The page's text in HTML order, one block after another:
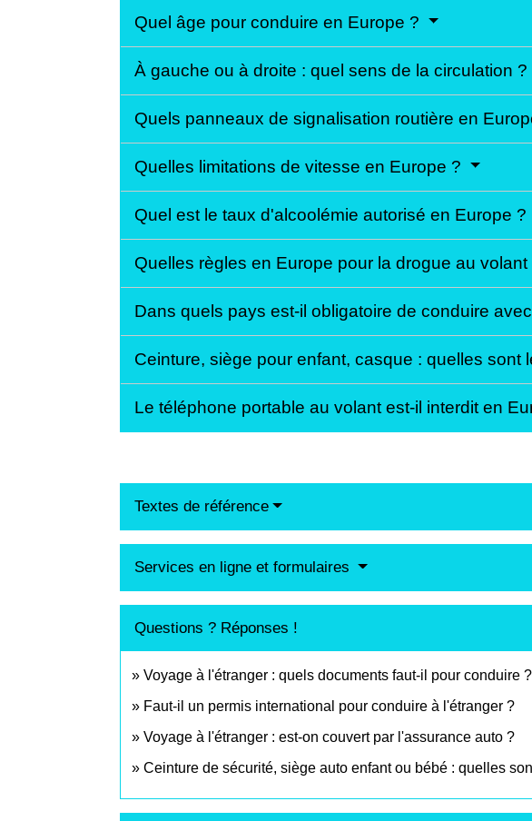
Quel âge pour conduire en Europe ?
À gauche ou à droite : quel sens de la circulation ?
Quels panneaux de signalisation routière en
Quelles limitations de vitesse en Europe ?
Quel est le taux d'alcoolémie autorisé en Europe ?
Quelles règles en Europe pour la drogue au volant
Dans quels pays est-il obligatoire de conduire
Ceinture, siège pour enfant, casque : quelles sont
Le téléphone portable au volant est-il interdit en
Textes de référence
Services en ligne et formulaires
Questions ? Réponses !
Voyage à l'étranger : quels documents faut-il pour conduire ?
Faut-il un permis international pour conduire à l'étranger ?
Voyage à l'étranger : est-on couvert par l'assurance auto ?
Ceinture de sécurité, siège auto enfant ou bébé : quelles